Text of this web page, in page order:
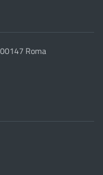
Roma